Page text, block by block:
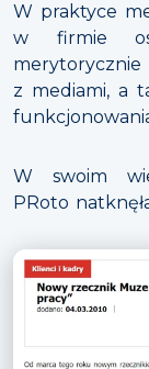
W praktyce
w firmie
z mediami, a
W swoim
PRoto